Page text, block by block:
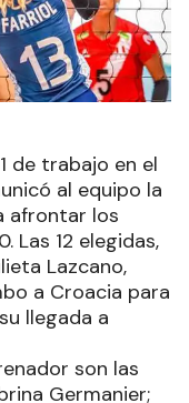
de trabajo en el
al equipo la
afrontar los
Las 12 elegidas,
Lazcano,
a Croacia para
llegada a
son las
Germanier;